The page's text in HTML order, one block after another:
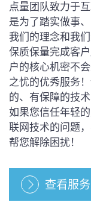
点量团队致力于
是为了踏实做事
我们的理念和我
保质保量完成客
户的核心机密不
之忧的优秀服务
的、有保障的技术
如果您信任年轻
联网技术的问题
帮您解除困扰！
查看服